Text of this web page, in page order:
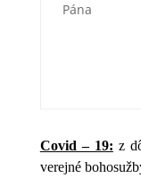
Pána
Covid – 19: z
verejné